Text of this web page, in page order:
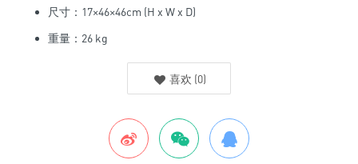
尺寸：17×46×46cm (H x W x D)
重量：26 kg
喜欢 (0)